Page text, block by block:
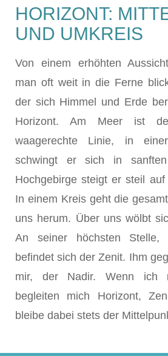
HORIZONT:
UND UMKREIS
Von einem erhöhten
man oft weit in die Ferne
der sich Himmel und Erde
Horizont. Am Meer ist
waagerechte Linie, in
schwingt er sich in
Hochgebirge steigt er steil
In einem Kreis geht die
uns herum. Über uns wölbt
An seiner höchsten Stelle,
befindet sich der Zenit. Ihm
mir, der Nadir. Wenn ich
begleiten mich Horizont,
bleibe dabei stets der